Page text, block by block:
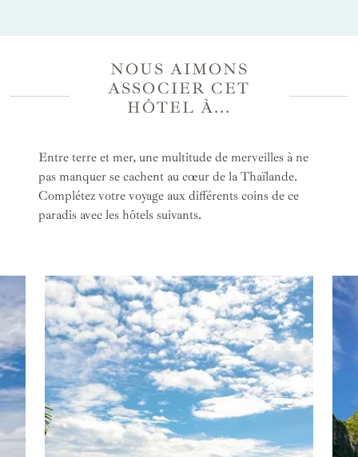
Les habitations de luxe nichées aumilieu de la
rendront chaque moment romantique et
intimiste. Pour accroître l'expérience, profitez
d'un moment derelaxation privilégié
NOUS AIMONS
ASSOCIER CET
HÔTEL À...
Entre terre et mer, une multitude de merveilles à ne
pas manquer se cachent au cœur de la Thaïlande.
Complétez votre voyage aux différents coins de ce
paradis avec les hôtels suivants.